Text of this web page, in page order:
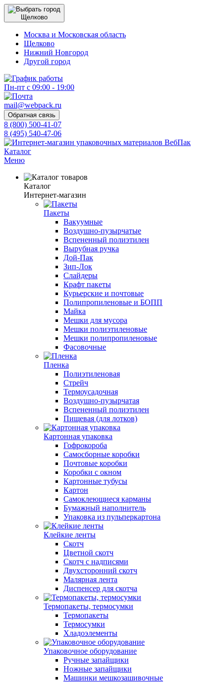
Щелково
Москва и Московская область
Щелково
Нижний Новгород
Другой город
Пн-пт с 09:00 - 19:00
mail@webpack.ru
Обратная связь
8 (800) 500-41-07
8 (495) 540-47-06
Каталог
Меню
Каталог
Интернет-магазин
Пакеты
Вакуумные
Воздушно-пузырчатые
Вспененный полиэтилен
Вырубная ручка
Дой-Пак
Зип-Лок
Слайдеры
Крафт пакеты
Курьерские и почтовые
Полипропиленовые и БОПП
Майка
Мешки для мусора
Мешки полиэтиленовые
Мешки полипропиленовые
Фасовочные
Пленка
Полиэтиленовая
Стрейч
Термоусадочная
Воздушно-пузырчатая
Вспененный полиэтилен
Пищевая (для лотков)
Картонная упаковка
Гофрокороба
Самосборные коробки
Почтовые коробки
Коробки с окном
Картонные тубусы
Картон
Самоклеющиеся карманы
Бумажный наполнитель
Упаковка из пульперкартона
Клейкие ленты
Скотч
Цветной скотч
Скотч с надписями
Двухсторонний скотч
Малярная лента
Диспенсер для скотча
Термопакеты, термосумки
Термопакеты
Термосумки
Хладоэлементы
Упаковочное оборудование
Ручные запайщики
Ножные запайщики
Машинки мешкозашивочные